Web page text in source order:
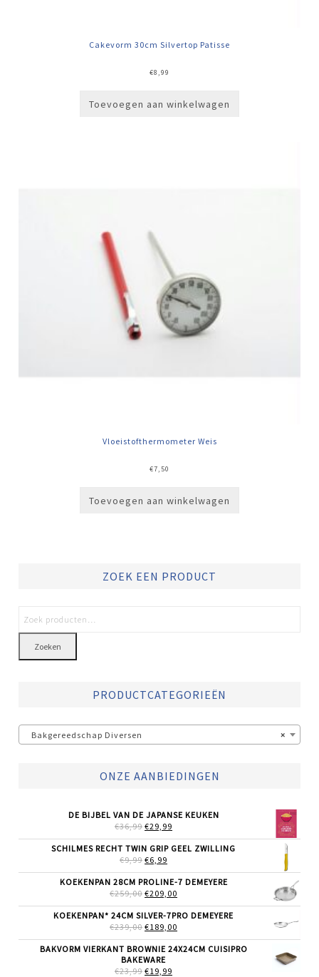
Cakevorm 30cm Silvertop Patisse
€8,99
Toevoegen aan winkelwagen
Vloeistofthermometer Weis
€7,50
Toevoegen aan winkelwagen
ZOEK EEN PRODUCT
Zoeken
PRODUCTCATEGORIEËN
×
Bakgereedschap Diversen
ONZE AANBIEDINGEN
DE BIJBEL VAN DE JAPANSE KEUKEN
€36,99 OORSPRONKELIJKE
WAS:
€36,99.
€29,99
IS:
SCHILMES RECHT TWIN GRIP GEEL ZWILLING
€9,99 OORSPRONKELIJKE
WAS:
€9,99.
€6,99
IS:
€6,99.
KOEKENPAN 28CM PROLINE-7 DEMEYERE
€259,00 OORSPRONKELIJKE
WAS:
€259,00.
€209,00
IS:
KOEKENPAN* 24CM SILVER-7PRO DEMEYERE
€239,00 OORSPRONKELIJKE
WAS:
€239,00.
€189,00
IS:
BAKVORM VIERKANT BROWNIE 24X24CM CUISIPRO
BAKEWARE
€23,99 OORSPRONKELIJKE
€19,99